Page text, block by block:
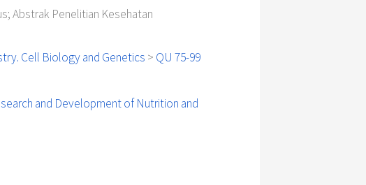
Abstrak Penelitian Kesehatan
Cell Biology and Genetics > QU 75-99
and Development of Nutrition and